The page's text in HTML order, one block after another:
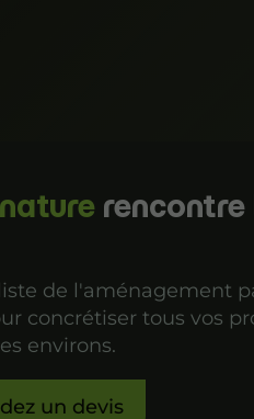
rencontre
de l'aménagement
concrétiser tous vos
environs.
un devis